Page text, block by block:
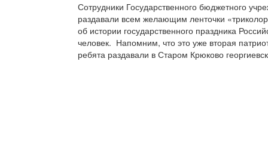
Сотрудники Государственного бюджетного
раздавали всем желающим ленточки
об истории государственного праздника
человек. Напомним, что это уже вторая
ребята раздавали в Старом Крюково